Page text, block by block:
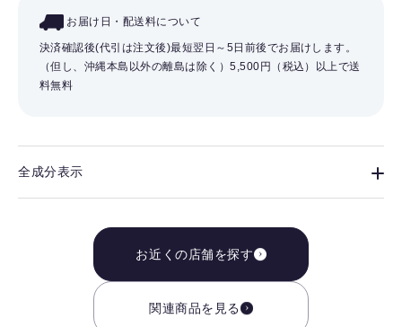
お届け日・配送料について
決済確認後(代引は注文後)最短翌日～5日前後でお届けします。
（但し、沖縄本島以外の離島は除く）5,500円（税込）以上で送
料無料
全成分表示
お近くの店舗を探す
関連商品を見る